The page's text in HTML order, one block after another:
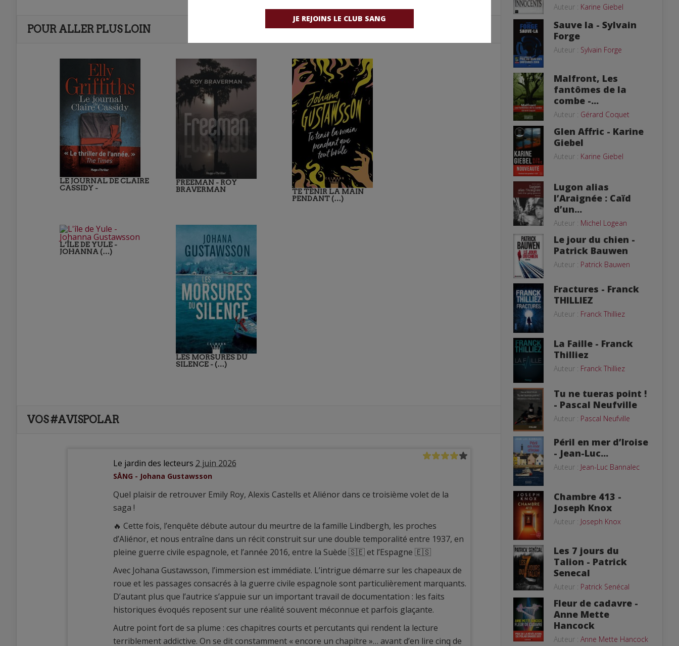
JE REJOINS LE CLUB SANG
POUR ALLER PLUS LOIN
LE JOURNAL DE CLAIRE
CASSIDY -
FREEMAN - ROY
BRAVERMAN
TE TENIR LA MAIN
PENDANT (…)
L’ÎLE DE YULE -
JOHANNA (…)
LES MORSURES DU
SILENCE - (…)
VOS #AVISPOLAR
Le jardin des lecteurs 2 juin 2026
SÅNG - Johana Gustawsson
Quel plaisir de retrouver Emily Roy, Alexis Castells et Aliénor dans ce troisième volet de la
saga !
🔥 Cette fois, l’enquête débute autour du meurtre de la famille Lindbergh, les proches
d’Aliénor, et nous entraîne dans un récit construit sur une double temporalité entre 1937, en
pleine guerre civile espagnole, et l’année 2016, entre la Suède 🇸🇪 et l’Espagne 🇪🇸
Avec Johana Gustawsson, l’immersion est immédiate. L’intrigue démarre sur les chapeaux de
roue et les passages consacrés à la guerre civile espagnole sont particulièrement marquants.
D’autant plus que l’autrice s’appuie sur un important travail de documentation : les faits
historiques évoqués reposent sur une réalité souvent méconnue et parfois glaçante.
Autre point fort de sa plume : ces chapitres courts et percutants qui rendent la lecture
terriblement addictive. On se dit constamment « encore un chapitre »… avant d’en lire cinq de
Auteur : Karine Giebel
Sauve la - Sylvain
Forge
Auteur : Sylvain Forge
Malfront, Les
fantômes de la
combe -...
Auteur : Gérard Coquet
Glen Affric - Karine
Giebel
Auteur : Karine Giebel
Lugon alias
l’Araignée : Caïd
d’un...
Auteur : Michel Logean
Le jour du chien -
Patrick Bauwen
Auteur : Patrick Bauwen
Fractures - Franck
THILLIEZ
Auteur : Franck Thilliez
La Faille - Franck
Thilliez
Auteur : Franck Thilliez
Tu ne tueras point !
- Pascal Neufville
Auteur : Pascal Neufville
Péril en mer d’Iroise
- Jean-Luc...
Auteur : Jean-Luc Bannalec
Chambre 413 -
Joseph Knox
Auteur : Joseph Knox
Les 7 jours du
Talion - Patrick
Senecal
Auteur : Patrick Senécal
Fleur de cadavre -
Anne Mette
Hancock
Auteur : Anne Mette Hancock